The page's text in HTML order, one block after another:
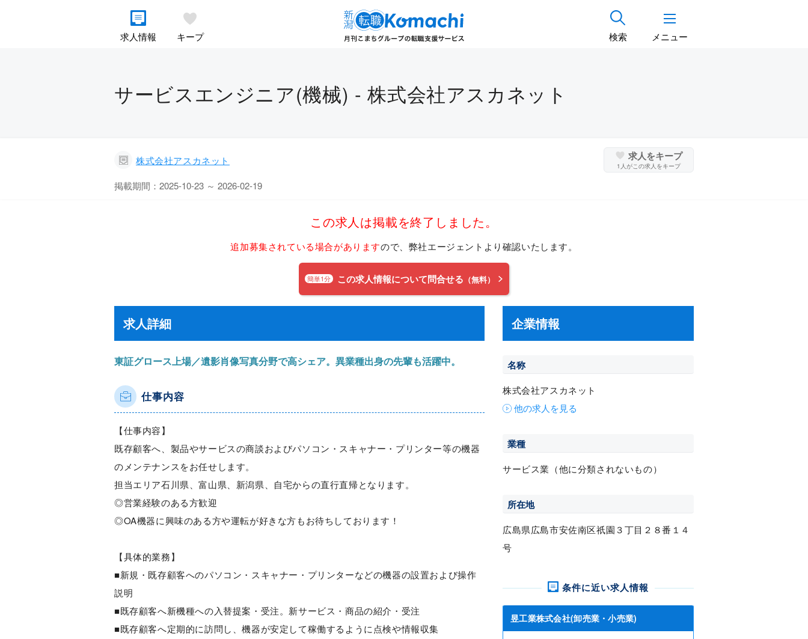
求人情報 キープ 検索 メニュー
サービスエンジニア(機械) - 株式会社アスカネット
株式会社アスカネット 求人をキープ
1 人がこの求人をキープ
掲載期間：2025-10-23 ～ 2026-02-19
この求人は掲載を終了しました。
追加募集されている場合がありますので、弊社エージェントより確認いたします。
簡単1分 この求人情報について問合せる （無料）
求人詳細
東証グロース上場／遺影肖像写真分野で高シェア。異業種出身の先輩も活躍中。
仕事内容
【仕事内容】
既存顧客へ、製品やサービスの商談およびパソコン・スキャナー・プリンター等の機器
のメンテナンスをお任せします。
担当エリア石川県、富山県、新潟県、自宅からの直行直帰となります。
◎営業経験のある方歓迎
◎OA機器に興味のある方や運転が好きな方もお待ちしております！
【具体的業務】
■新規・既存顧客へのパソコン・スキャナー・プリンターなどの機器の設置および操作
説明
■既存顧客へ新機種への入替提案・受注。新サービス・商品の紹介・受注
■既存顧客へ定期的に訪問し、機器が安定して稼働するように点検や情報収集
企業情報
名称
株式会社アスカネット
他の求人を見る
業種
サービス業（他に分類されないもの）
所在地
広島県広島市安佐南区祇園３丁目２８番１４
号
条件に近い求人情報
昱工業株式会社(卸売業・小売業)